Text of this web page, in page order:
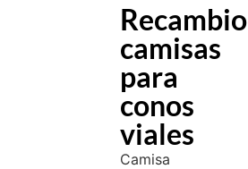
Recambio
camisas
para
conos
viales
Camisa